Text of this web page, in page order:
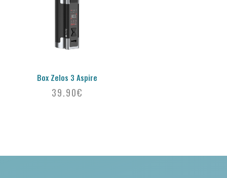
Box Zelos 3 Aspire
39.90€